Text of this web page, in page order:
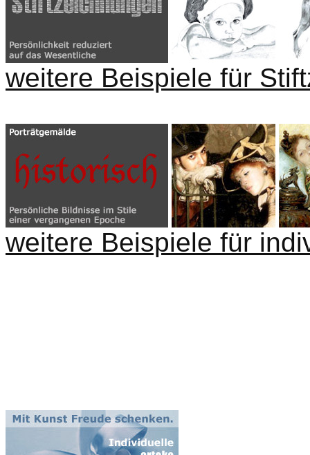
weitere Beispiele für
weitere Beispiele für